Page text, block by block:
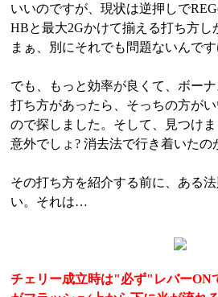
いいのですが、現状は逆押しで
HBと最大2Gかけて揃える打ち方し
まぁ、別にそれでも問題ないんです
でも、もっと効率が良くて、ボー
打ち方があったら、そっちの方が
ので探しました。そして、見つけま
意外でしょ? 消去法で行き着いたの
その打ち方を紹介する前に、ある
い。それは…
チェリー成立時は"必ず"レバーON